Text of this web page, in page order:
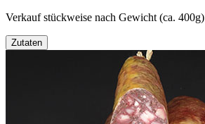
Verkauf stückweise nach Gewicht (ca. 400g)
Zutaten